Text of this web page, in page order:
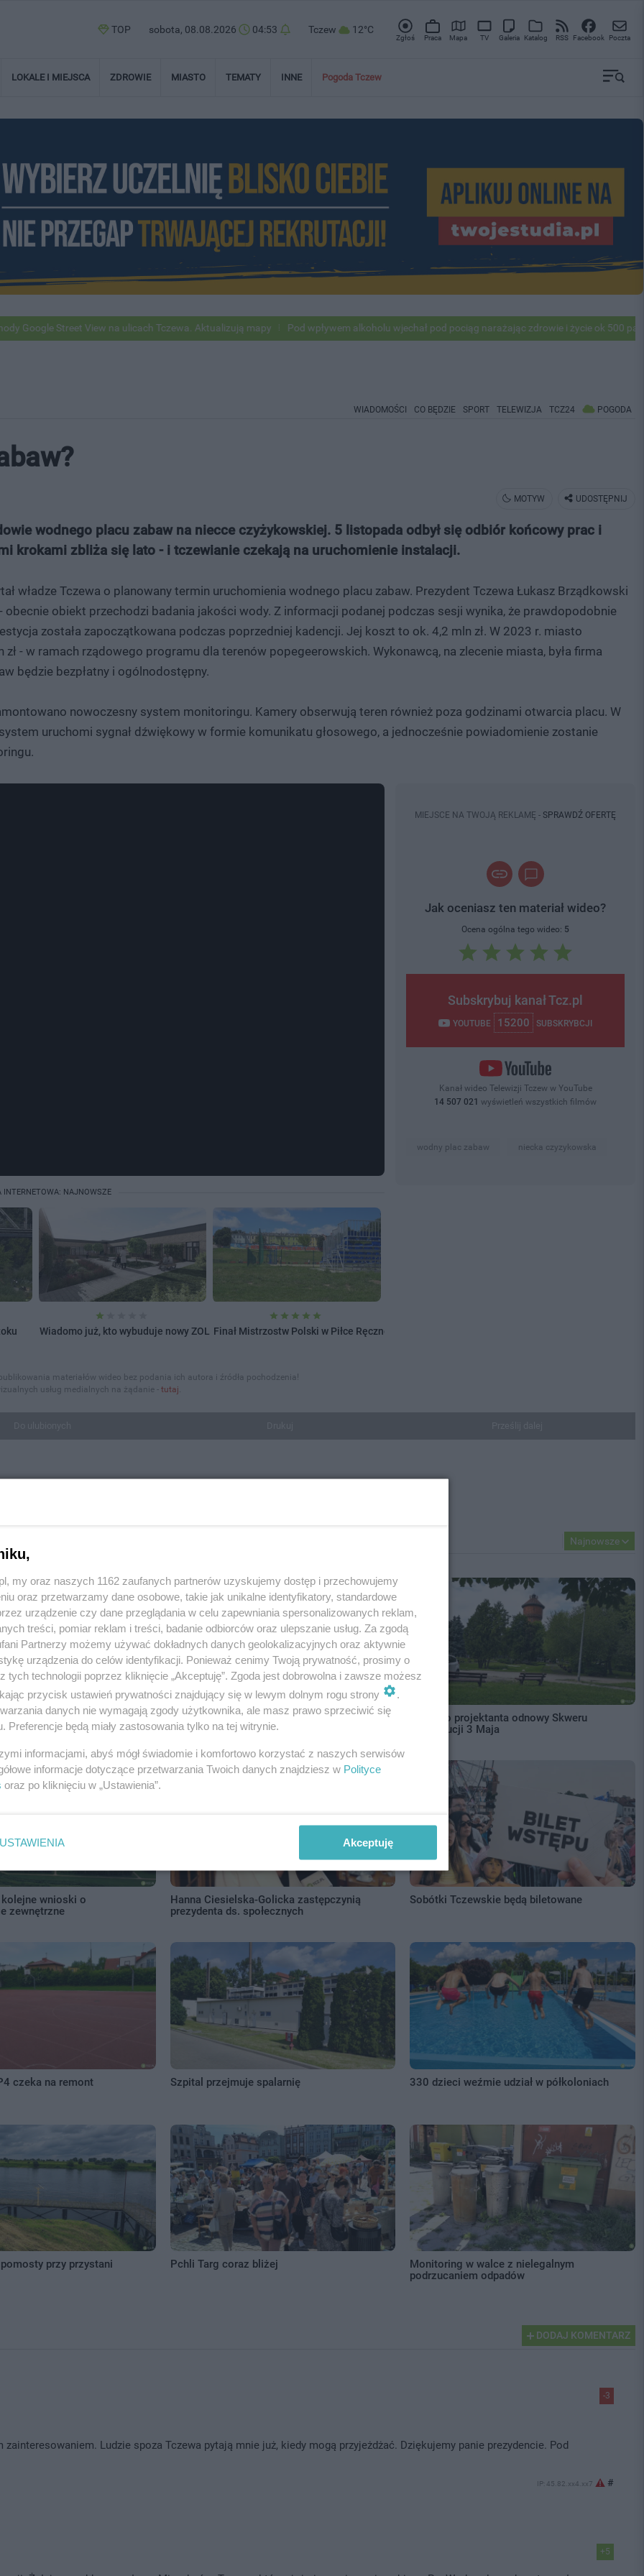
TOP sobota, 08.08.2026 04:53 Tczew 12°C
Zgłoś Praca Mapa TV Galeria Katalog RSS Facebook Poczta
LOKALE I MIEJSCA ZDROWIE MIASTO TEMATY INNE Pogoda Tczew
View na ulicach Tczewa. Aktualizują mapy Pod wpływem alkoholu wjechał pod pociąg narażając zdrowie i życie ok 500 pasażerów!
WIADOMOŚCI CO BĘDZIE SPORT TELEWIZJA TCZ24 POGODA
UDOSTĘPNIJ
MOTYW
wodnego placu zabaw na niecce czyżykowskiej. 5 listopada odbył się odbiór końcowy prac i
krokami zbliża się lato - i tczewianie czekają na uruchomienie instalacji.
władze Tczewa o planowany termin uruchomienia wodnego placu zabaw. Prezydent Tczewa Łukasz Brządkowski
obiekt przechodzi badania jakości wody. Z informacji podanej podczas sesji wynika, że prawdopodobnie
została zapoczątkowana podczas poprzedniej kadencji. Jej koszt to ok. 4,2 mln zł. W 2023 r. miasto
- w ramach rządowego programu dla terenów popegeerowskich. Wykonawcą, na zlecenie miasta, była firma
będzie bezpłatny i ogólnodostępny.
nowoczesny system monitoringu. Kamery obserwują teren również poza godzinami otwarcia placu. W
uruchomi sygnał dźwiękowy w formie komunikatu głosowego, a jednocześnie powiadomienie zostanie
INTERNETOWA: NAJNOWSZE
Wiadomo już, kto wybuduje nowy ZOL Finał Mistrzostw Polski w Piłce Ręcznej Plażowej...
materiałów wideo bez podania ich autora i źródła pochodzenia!
usług medialnych na żądanie -tutaj.
MIEJSCE NA TWOJĄ REKLAMĘ - SPRAWDŹ OFERTĘ
Jak oceniasz ten materiał wideo?
Ocena ogólna tego wideo: 5
Subskrybuj kanał Tcz.pl
YOUTUBE 15200 SUBSKRYBCJI
Kanał wideo Telewizji Tczew w YouTube
14 507 021 wyświetleń wszystkich filmów
wodny plac zabaw niecka czyzykowska
Najnowsze
- tak poradziły sobie
Przy ul. Mieszka I prace idą do przodu
Wybrano projektanta odnowy Skweru
Konstytucji 3 Maja
kolejne wnioski o
zewnętrzne
Hanna Ciesielska-Golicka zastępczynią
prezydenta ds. społecznych
Sobótki Tczewskie będą biletowane
czeka na remont Szpital przejmuje spalarnię 330 dzieci weźmie udział w półkoloniach
przy przystani Pchli Targ coraz bliżej
Monitoring w walce z nielegalnym
podrzucaniem odpadów
DODAJ KOMENTARZ
-3
Ludzie spoza Tczewa pytają mnie już, kiedy mogą przyjeżdżać. Dziękujemy panie prezydencie. Pod
IP: 45.82.xx4.xx7 #
+5
my oraz naszych 1162 zaufanych partnerów uzyskujemy dostęp i przechowujemy
oraz przetwarzamy dane osobowe, takie jak unikalne identyfikatory, standardowe
urządzenie czy dane przeglądania w celu zapewniania spersonalizowanych reklam,
treści, pomiar reklam i treści, badanie odbiorców oraz ulepszanie usług. Za zgodą
Partnerzy możemy używać dokładnych danych geolokalizacyjnych oraz aktywnie
urządzenia do celów identyfikacji. Ponieważ cenimy Twoją prywatność, prosimy o
tych technologii poprzez kliknięcie „Akceptuję”. Zgoda jest dobrowolna i zawsze możesz
przycisk ustawień prywatności znajdujący się w lewym dolnym rogu strony
.
danych nie wymagają zgody użytkownika, ale masz prawo sprzeciwić się
Preferencje będą miały zastosowania tylko na tej witrynie.
informacjami, abyś mógł świadomie i komfortowo korzystać z naszych serwisów
informacje dotyczące przetwarzania Twoich danych znajdziesz w Polityce
oraz po kliknięciu w „Ustawienia”.
USTAWIENIA Akceptuję